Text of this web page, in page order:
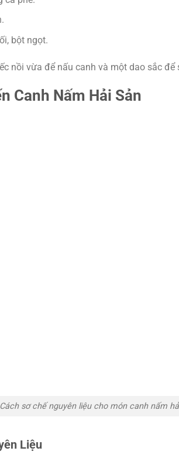
bột ngọt.
nồi vừa để nấu canh và một dao sắc để
Canh Nấm Hải Sản
Cách sơ chế nguyên liệu cho món canh nấm
Liệu